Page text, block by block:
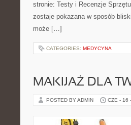
stronie: Testy i Recenzje
zostaje pokazana w sposób
może […]
CATEGORIES: MEDYCYNA
MAKIJAŻ DLA
POSTED BY ADMIN CZE - 16